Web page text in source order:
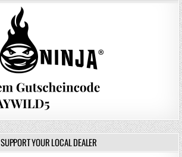
SUPPORT YOUR LOCAL DEALER